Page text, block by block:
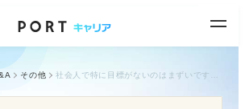
その他